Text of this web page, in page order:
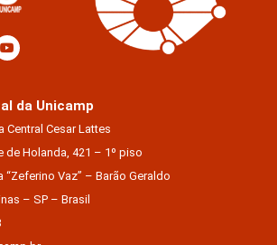
da Unicamp
Central Cesar Lattes
de Holanda, 421 – 1º piso
“Zeferino Vaz” – Barão Geraldo
– SP – Brasil